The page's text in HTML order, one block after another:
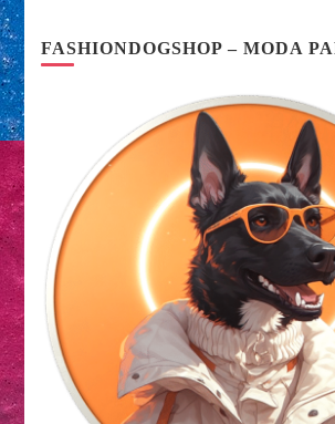
FASHIONDOGSHOP – MODA